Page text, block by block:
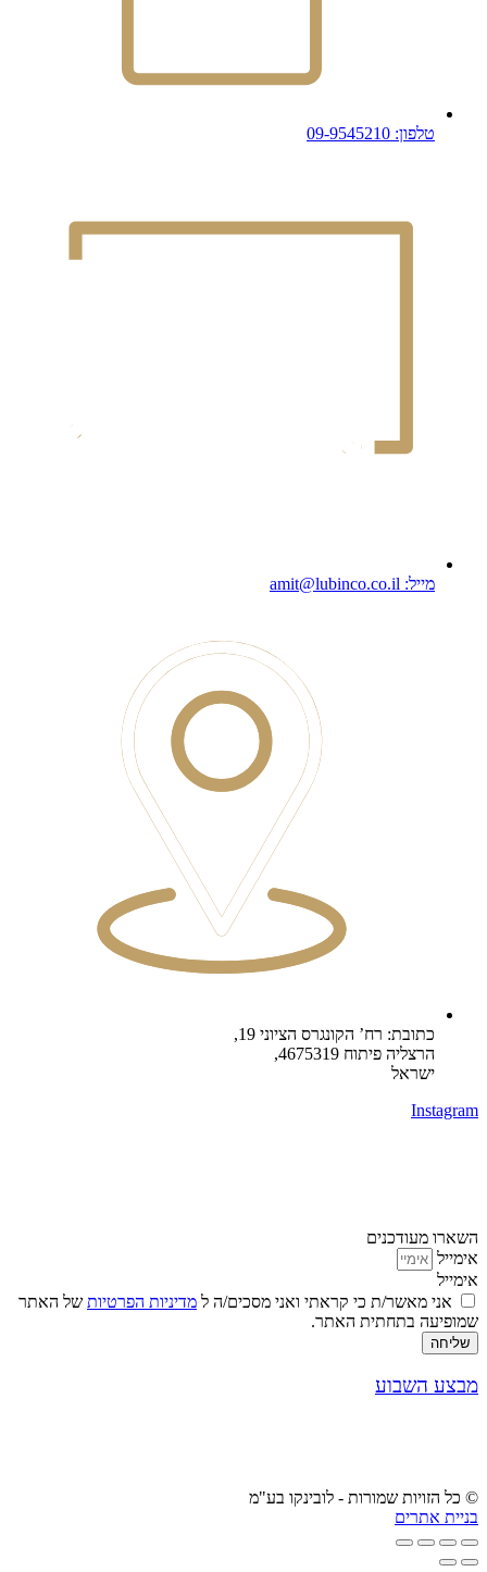
טלפון: 09-9545210
מייל: amit@lubinco.co.il
כתובת: רח’ הקונגרס הציוני 19,
הרצליה פיתוח 4675319,
ישראל
Instagram
השארו מעודכנים
אימייל
אימייל
אני מאשר/ת כי קראתי ואני מסכים/ה ל מדיניות הפרטיות של האתר
שמופיעה בתחתית האתר.
שליחה
מבצע השבוע
© כל הזויות שמורות - לובינקו בע"מ
בניית אתרים